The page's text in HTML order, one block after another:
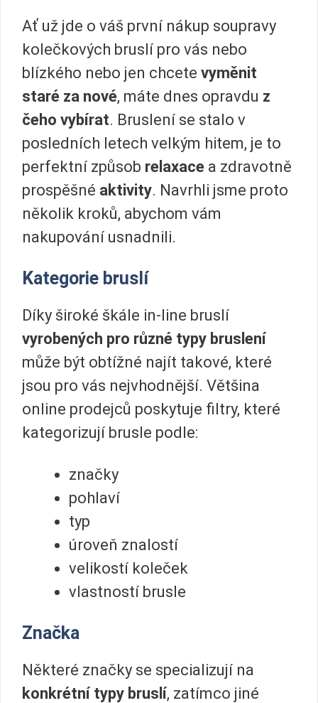
Ať už jde o váš první nákup soupravy
kolečkových bruslí pro vás nebo
blízkého nebo jen chcete vyměnit
staré za nové, máte dnes opravdu z
čeho vybírat. Bruslení se stalo v
posledních letech velkým hitem, je to
perfektní způsob relaxace a zdravotně
prospěšné aktivity. Navrhli jsme proto
několik kroků, abychom vám
nakupování usnadnili.
Kategorie bruslí
Díky široké škále in-line bruslí
vyrobených pro různé typy bruslení
může být obtížné najít takové, které
jsou pro vás nejvhodnější. Většina
online prodejců poskytuje filtry, které
kategorizují brusle podle:
značky
pohlaví
typ
úroveň znalostí
velikostí koleček
vlastností brusle
Značka
Některé značky se specializují na
konkrétní typy bruslí, zatímco jiné